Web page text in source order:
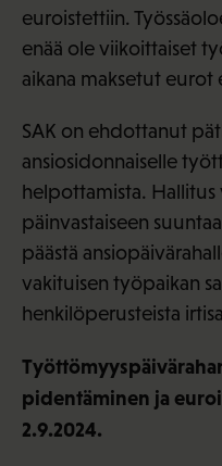
euroistettiin.
enää ole viikoittaiset
aikana maksetut eurot
SAK on ehdottanut
ansiosidonnaiselle
helpottamista.
päinvastaiseen
päästä
vakituisen työpaikan
henkilöperusteista
pidentäminen ja
2.9.2024.